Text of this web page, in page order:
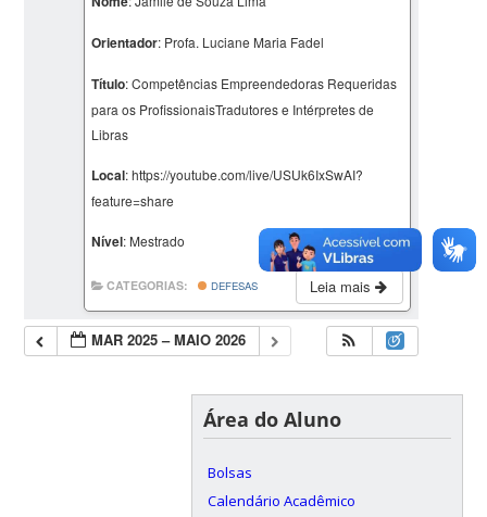
Orientador: Profa. Luciane Maria Fadel
Título: Competências Empreendedoras Requeridas
para os ProfissionaisTradutores e Intérpretes de
Libras
Local: https://youtube.com/live/USUk6IxSwAI?
feature=share
Nível: Mestrado
Leia mais
CATEGORIAS: DEFESAS
MAR 2025 – MAIO 2026
Área do Aluno
Bolsas
Calendário Acadêmico